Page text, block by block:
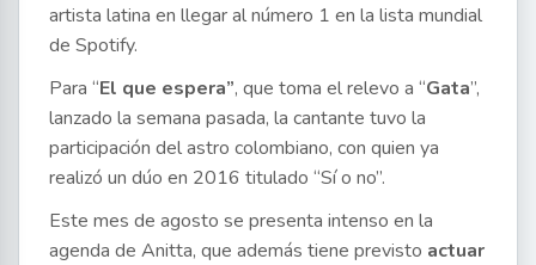
artista latina en llegar al número 1 en la lista mundial
de Spotify.
Para “El que espera”, que toma el relevo a “Gata”,
lanzado la semana pasada, la cantante tuvo la
participación del astro colombiano, con quien ya
realizó un dúo en 2016 titulado “Sí o no”.
Este mes de agosto se presenta intenso en la
agenda de Anitta, que además tiene previsto actuar